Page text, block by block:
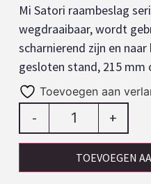
Mi Satori raambeslag
wegdraaibaar, wordt
scharnierend zijn en
gesloten stand, 215 mm
Toevoegen aan
- +
TOEVOEGEN